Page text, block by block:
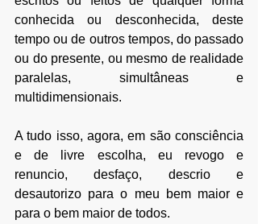
conhecida ou desconhecida, deste
tempo ou de outros tempos, do passado
ou do presente, ou mesmo de realidade
paralelas, simultâneas e
multidimensionais.
A tudo isso, agora, em são consciência
e de livre escolha, eu revogo e
renuncio, desfaço, descrio e
desautorizo para o meu bem maior e
para o bem maior de todos.